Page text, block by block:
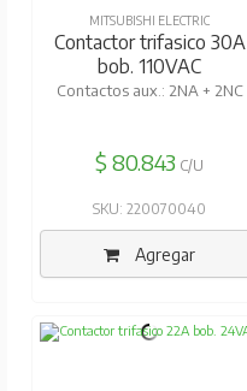
MITSUBISHI ELECTRIC
Contactor trifasico 30A
bob. 110VAC
Contactos aux.: 2NA + 2NC
$ 80.843 C/U
SKU: 220070040
Agregar